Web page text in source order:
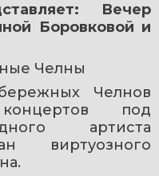
Вечер
Боровковой и
Челны
Челнов
под
артиста
виртуозного